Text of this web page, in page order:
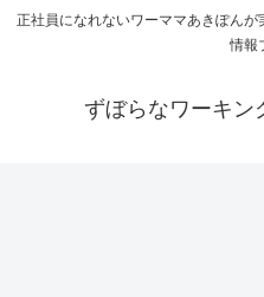
正社員になれないワーママあきぽん
情報
ずぼらなワーキン